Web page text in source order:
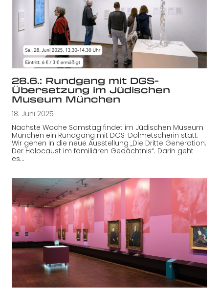
28.6.: Rundgang mit DGS-
Übersetzung im Jüdischen
Museum München
18. Juni 2025
Nächste Woche Samstag findet im Jüdischen Museum
München ein Rundgang mit DGS-Dolmetscherin statt.
Wir gehen in die neue Ausstellung „Die Dritte Generation.
Der Holocaust im familiären Gedächtnis“. Darin geht
es…